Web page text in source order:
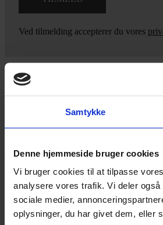
Samtykke
Denne hjemmeside bruger cookies
Vi bruger cookies til at tilpasse
analysere vores trafik. Vi deler
sociale medier,
oplysninger, du har givet dem, eller
Ved tilmelding accepterer du vores
Yarn Every Wear
Hvis du bøvler med noget eller ønsker ny
jeg dig på vej.
Vestergade 12 6270, Tønder
60 51 96 50
post@yarneverywear.dk
CVR 43041649
Facebook-f
Instagram